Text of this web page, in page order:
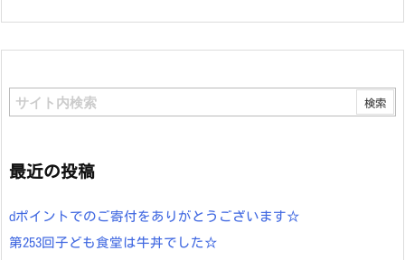
最近の投稿
dポイントでのご寄付をありがとうございます☆
第253回子ども食堂は牛丼でした☆